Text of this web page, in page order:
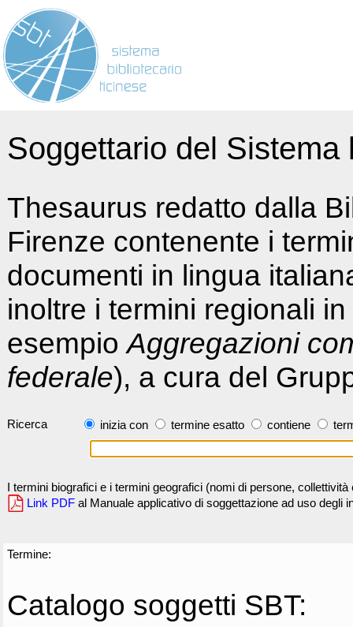
Soggettario del
Thesaurus redatto dalla
Firenze contenente i
documenti in lingua
inoltre i termini regionali
esempioAggregazioni
federale), a cura del
Ricerca inizia con termine esatto contiene
I termini biografici e i termini geografici (nomi di persone,
Link PDF al Manuale applicativo di soggettazione ad uso degli
Termine:
Catalogo soggetti SBT: